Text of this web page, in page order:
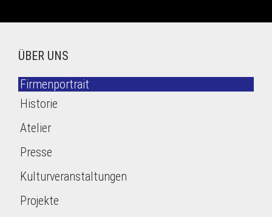
ÜBER UNS
Firmenportrait
Historie
Atelier
Presse
Kulturveranstaltungen
Projekte